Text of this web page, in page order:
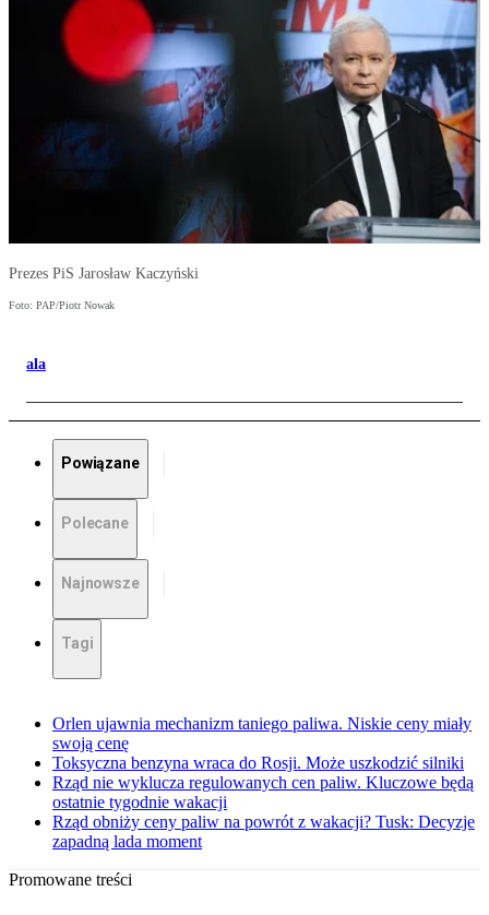
Prezes PiS Jarosław Kaczyński
Foto: PAP/Piotr Nowak
ala
Powiązane
Polecane
Najnowsze
Tagi
Orlen ujawnia mechanizm taniego paliwa. Niskie ceny miały
swoją cenę
Toksyczna benzyna wraca do Rosji. Może uszkodzić silniki
Rząd nie wyklucza regulowanych cen paliw. Kluczowe będą
ostatnie tygodnie wakacji
Rząd obniży ceny paliw na powrót z wakacji? Tusk: Decyzje
zapadną lada moment
Promowane treści